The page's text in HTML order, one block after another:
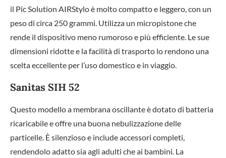
il Pic Solution AIRStylo è molto compatto e leggero, con un
peso di circa 250 grammi. Utilizza un micropistone che
rende il dispositivo meno rumoroso e più efficiente. Le sue
dimensioni ridotte e la facilità di trasporto lo rendono una
scelta eccellente per l’uso domestico e in viaggio.
Sanitas SIH 52
Questo modello a membrana oscillante è dotato di batteria
ricaricabile e offre una buona nebulizzazione delle
particelle. È silenzioso e include accessori completi,
rendendolo adatto sia agli adulti che ai bambini. La